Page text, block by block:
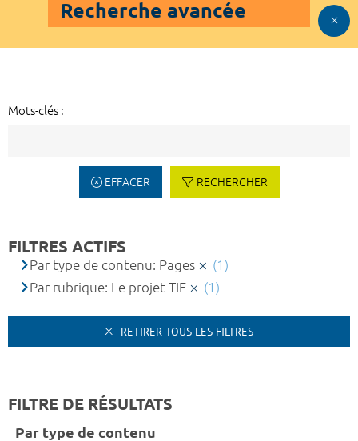
Recherche avancée
Mots-clés :
EFFACER RECHERCHER
FILTRES ACTIFS
Par type de contenu: Pages
(1)
Par rubrique: Le projet TIE
(1)
RETIRER TOUS LES FILTRES
FILTRE DE RÉSULTATS
Par type de contenu